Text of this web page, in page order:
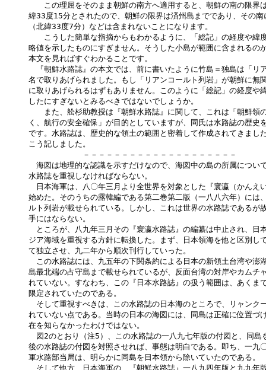
この理屈をそのまま朝鮮の南方へ適用すると、朝鮮の南の限界
緯33度15分とされたので、朝鮮の限界は済州島までであり、その
（北緯33度7分）などは含まれないことになります。
こうした簡単な指摘からもわかるように、「総記」の経度や緯
略値を示したものにすぎません。そうした小島が範囲に含まれるの
本文を見ればすぐわかることです。
『朝鮮水路誌』の本文では、前に書いたように竹島＝独島は「リ
名で取りあげられました。もし「リアンコールト列岩」が朝鮮に無
に取りあげられるはずもありません。このように「総記」の経度や
したにすぎないとみるべきではないでしょうか。
また、舩杉助教授は『朝鮮水路誌』に関して、これは「朝鮮領
く、航行の安全確保」が目的としていますが、同氏は水路誌の歴史
です。水路誌は、歴史的な領土の範囲と密着して作成されてきまし
こう記しました。
－－－－－－－－－－－－－－－－－－－－
海図は地理的な認識を示すだけなので、海図中の島の所属につい
水路誌を重視しなければならない。
日本海軍は、八〇年三月より全世界を対象とした『寰瀛（かんえ
始めた。そのうちの露韓編である第二巻第二版（一八八六年）には
ルト列岩が載せられている。しかし、これは世界の水路誌であるが
手にはならない。
ところが、八九年三月その『寰瀛水路誌』の編纂は中止され、日
ジア海域を重視する方針に転換した。まず、日本領海を他と区別し
て独立させ、九二年から順次刊行していった。
この水路誌には、九五年の下関条約による日本の新領土台湾や澎
島最北端の占守島まで載せられているが、反面台湾の対岸やカムチ
れていない。すなわち、この『日本水路誌』の扱う範囲は、あくま
限定されていたのである。
そして重視すべきは、この水路誌の日本海のところで、リャンク
れていない点である。当時の日本の海図には、同島は正確に位置づ
在を知らなかったわけではない。
図2のとおり（注5）、この水路誌の一八九七年版の付図と、同島
後の水路誌の付図を対照させれば、事態は明白である。即ち、一九
軍水路部当局は、明らかに同島を日本領から除いていたのである。
そして他方、日本海軍の　『朝鮮水路誌』一八九四年版と九九年